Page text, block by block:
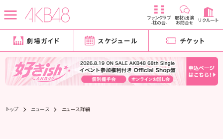
ファンクラブ
-柱の会-
取材/出演
お問合せ リクルート
劇場ガイド スケジュール チケット
トップ ニュース ニュース詳細